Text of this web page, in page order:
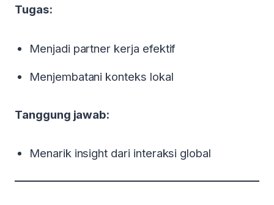
Tugas:
Menjadi partner kerja efektif
Menjembatani konteks lokal
Tanggung jawab:
Menarik insight dari interaksi global